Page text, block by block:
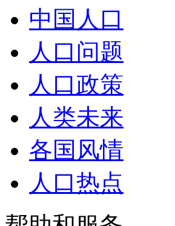
中国人口
人口问题
人口政策
人类未来
各国风情
人口热点